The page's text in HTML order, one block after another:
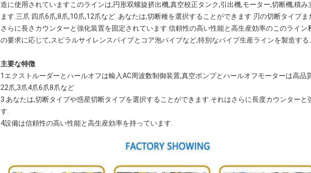
造に使用されていますこのラインは,円形双螺旋挤出機,真空校正タンク,引出機,モーター,切断機,積
ます.三爪 四爪6爪,8爪,10爪,12爪など. あなたは,切断種を選択することができます 刃の切断タイプ
さらに長さカウンターと強化装置を固定されています.信頼性の高い性能と高生産効率のこのライン
の要求に応じて,スピラルサイレンスパイプとコア泡パイプなど,特別なパイプ生産ラインを製造する
主要な特徴
1エクストルーダーとハールオフは輸入AC周波数制御装置,真空ポンプとハールオフモーターは高品
22爪,3爪4爪6爪8爪など
3.あなたは,切断タイプや惑星切断タイプを選択することができます.それはさらに長度カウンターと
す.
4設備は信頼性の高い性能と高生産効率を持っています.